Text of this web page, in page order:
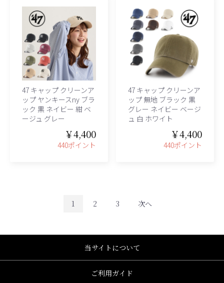
47 キャップ クリーンア
ップ ヤンキースny ブラ
ック 黒 ネイビー 紺 ベ
ージュ グレー
￥4,400
440ポイント
47 キャップ クリーンア
ップ 無地 ブラック 黒
グレー ネイビー ベージ
ュ 白 ホワイト
￥4,400
440ポイント
1 2 3 次へ
当サイトについて
ご利用ガイド